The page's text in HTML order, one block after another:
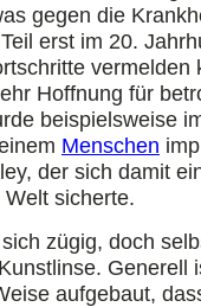
gegen die
erst im 20.
vermelden
Hoffnung für
beispielsweise
Menschen
der sich damit
sicherte.
zügig, doch
Generell
aufgebaut,